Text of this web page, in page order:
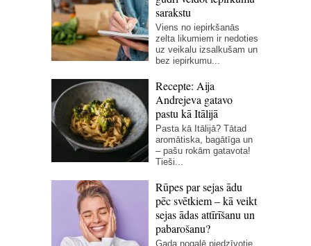
sarakstu
Viens no iepirkšanās
zelta likumiem ir nedoties
uz veikalu izsalkušam un
bez iepirkumu...
Recepte: Aija
Andrejeva gatavo
pastu kā Itālijā
Pasta kā Itālijā? Tātad
aromātiska, bagātīga un
– pašu rokām gatavota!
Tieši...
Rūpes par sejas ādu
pēc svētkiem – kā veikt
sejas ādas attīrīšanu un
pabarošanu?
Gada nogalē piedzīvotie